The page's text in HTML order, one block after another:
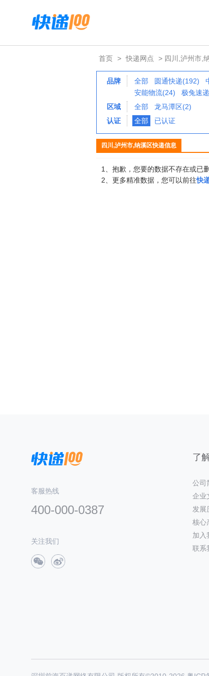
首页 > 快递网点 > 四川,泸州市,
品牌 全部 圆通快递(192)
安能物流(24)
极兔速
区域
全部
龙马潭区(2)
认证
全部 已认证
四川,泸州市,纳溪区快递信息
1、抱歉，您要的数据不存在或已
2、更多精准数据，您可以前往快
客服热线
400-000-0387
关注我们
了
公司
企业
发展
核心
加入
联系